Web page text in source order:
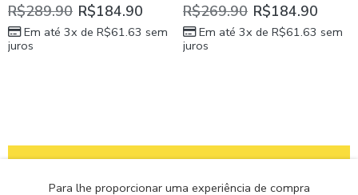
R$289.90 R$184.90
Em até 3x de R$61.63 sem
juros
R$269.90 R$184.90
Em até 3x de R$61.63 sem
juros
Para lhe proporcionar uma experiência de compra